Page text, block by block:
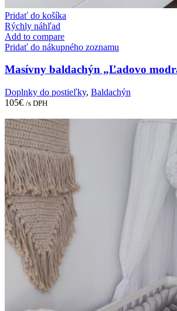
Pridať do košíka
Rýchly náhľad
Add to compare
Pridať do nákupného zoznamu
Masívny baldachýn „Ľadovo
Doplnky do postieľky, Baldachýn
105€ /s DPH